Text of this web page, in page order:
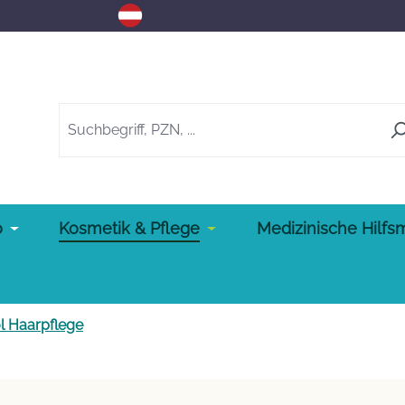
Kosmetik & Pflege Medizinische
Haarpflege